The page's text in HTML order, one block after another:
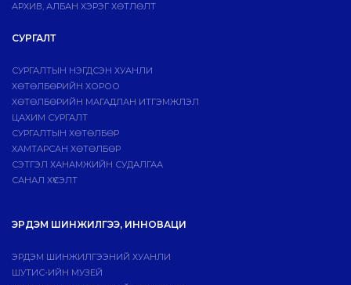
АРХИВ, АЛБАН ХЭРЭГ ХӨТЛӨЛТ
СУРГАЛТ
СУРГАЛТЫН НЭГДСЭН ХУАНЛИ
ХӨТӨЛБӨРИЙН ХОРОО
ХӨТӨЛБӨРИЙН МАГАДЛАН ИТГЭМЖЛЭЛ
ЦАХИМ СУРГАЛТ
СУРГАЛТЫН ХӨТӨЛБӨР
ХАМТАРСАН ХӨТӨЛБӨР
СЭТГЭЛ ХАНАМЖИЙН СУДАЛГАА
САНАЛ ХҮСЭЛТ
ЭРДЭМ ШИНЖИЛГЭЭ, ИННОВАЦИ
ЭРДЭМ ШИНЖИЛГЭЭНИЙ ХУАНЛИ
ШУТИС-ИЙН МУЗЕЙ